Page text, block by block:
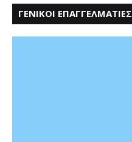
ΓΕΝΙΚΟΙ ΕΠΑΓΓΕΛΜΑΤΙΕΣ